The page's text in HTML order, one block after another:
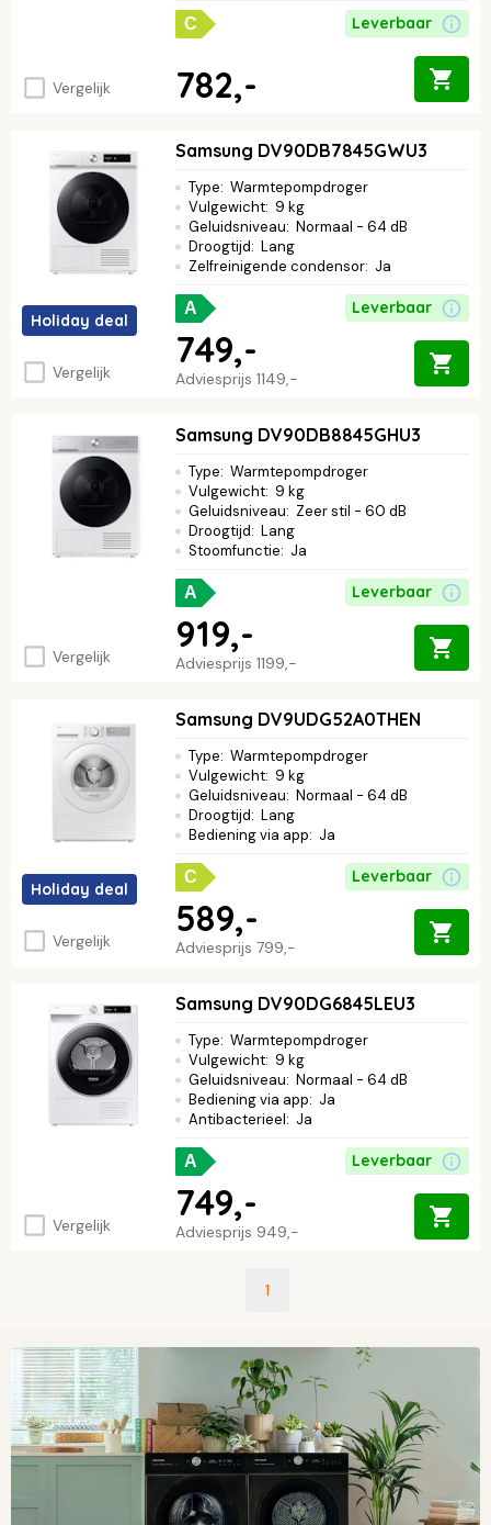
Vergelijk
C Leverbaar
782,-
Holiday deal
Vergelijk
Samsung DV90DB7845GWU3
Type: Warmtepompdroger
Vulgewicht: 9 kg
Geluidsniveau: Normaal - 64 dB
Droogtijd: Lang
Zelfreinigende condensor: Ja
A Leverbaar
Adviesprijs 1149,-
749,-
Vergelijk
Samsung DV90DB8845GHU3
Type: Warmtepompdroger
Vulgewicht: 9 kg
Geluidsniveau: Zeer stil - 60 dB
Droogtijd: Lang
Stoomfunctie: Ja
A Leverbaar
Adviesprijs 1199,-
919,-
Holiday deal
Vergelijk
Samsung DV9UDG52A0THEN
Type: Warmtepompdroger
Vulgewicht: 9 kg
Geluidsniveau: Normaal - 64 dB
Droogtijd: Lang
Bediening via app: Ja
C Leverbaar
Adviesprijs 799,-
589,-
Vergelijk
Samsung DV90DG6845LEU3
Type: Warmtepompdroger
Vulgewicht: 9 kg
Geluidsniveau: Normaal - 64 dB
Bediening via app: Ja
Antibacterieel: Ja
A Leverbaar
Adviesprijs 949,-
749,-
1